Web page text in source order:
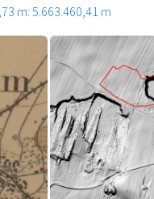
m: 5.663.460,41 m